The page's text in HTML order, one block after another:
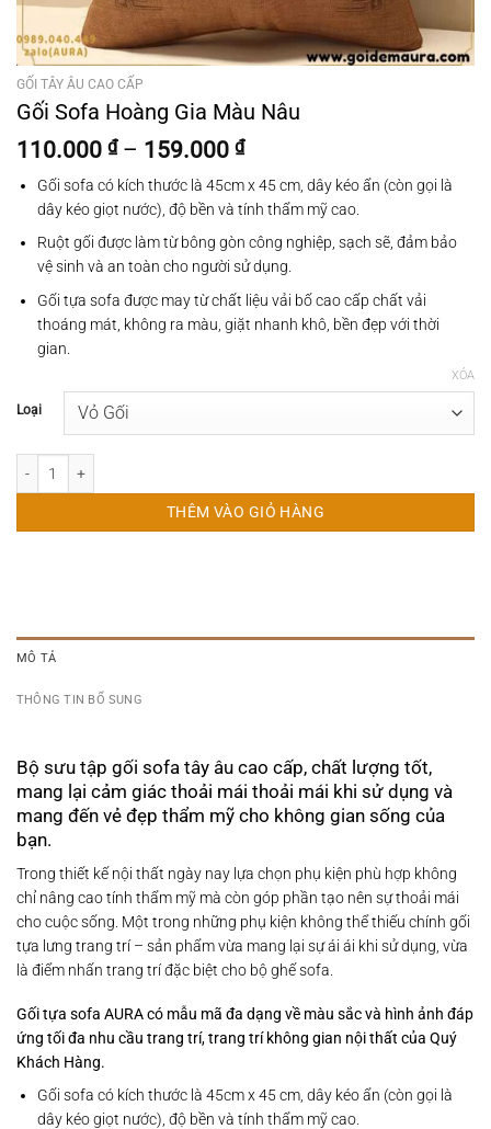
GỐI TÂY ÂU CAO CẤP
Gối Sofa Hoàng Gia Màu Nâu
110.000 ₫ – 159.000 ₫Khoảng
từ
110.000 ₫
đến
159.000 ₫
Gối sofa có kích thước là 45cm x 45 cm, dây kéo ẩn (còn gọi là
dây kéo giọt nước), độ bền và tính thẩm mỹ cao.
Ruột gối được làm từ bông gòn công nghiệp, sạch sẽ, đảm bảo
vệ sinh và an toàn cho người sử dụng.
Gối tựa sofa được may từ chất liệu vải bố cao cấp chất vải
thoáng mát, không ra màu, giặt nhanh khô, bền đẹp với thời
gian.
Loại
XÓA
THÊM VÀO GIỎ HÀNG
MÔ TẢ
THÔNG TIN BỔ SUNG
Bộ sưu tập gối sofa tây âu cao cấp, chất lượng tốt,
mang lại cảm giác thoải mái thoải mái khi sử dụng và
mang đến vẻ đẹp thẩm mỹ cho không gian sống của
bạn.​
Trong thiết kế nội thất ngày nay lựa chọn phụ kiện phù hợp không
chỉ nâng cao tính thẩm mỹ mà còn góp phần tạo nên sự thoải mái
cho cuộc sống. Một trong những phụ kiện không thể thiếu chính gối
tựa lưng trang trí – sản phẩm vừa mang lại sự ái ái khi sử dụng, vừa
là điểm nhấn trang trí đặc biệt cho bộ ghế sofa.​
Gối tựa sofa AURA có mẫu mã đa dạng về màu sắc và hình ảnh đáp
ứng tối đa nhu cầu trang trí, trang trí không gian nội thất của Quý
Khách Hàng.
Gối sofa có kích thước là 45cm x 45 cm, dây kéo ẩn (còn gọi là
dây kéo giọt nước), độ bền và tính thẩm mỹ cao.